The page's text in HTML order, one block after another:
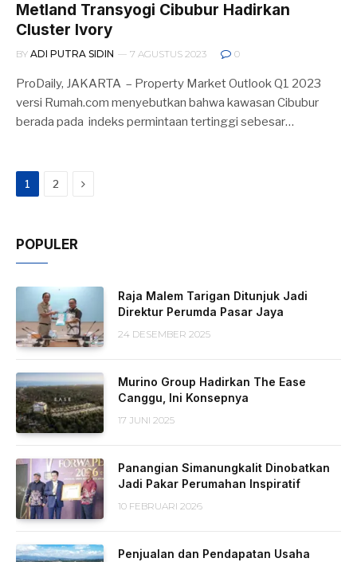
Metland Transyogi Cibubur Hadirkan
Cluster Ivory
BY ADI PUTRA SIDIN 7 AGUSTUS 2023 0
ProDaily, JAKARTA – Property Market Outlook Q1 2023
versi Rumah.com menyebutkan bahwa kawasan Cibubur
berada pada indeks permintaan tertinggi sebesar…
1 2 Next
POPULER
Raja Malem Tarigan Ditunjuk Jadi
Direktur Perumda Pasar Jaya
24 DESEMBER 2025
Murino Group Hadirkan The Ease
Canggu, Ini Konsepnya
17 JUNI 2025
Panangian Simanungkalit Dinobatkan
Jadi Pakar Perumahan Inspiratif
10 FEBRUARI 2026
Penjualan dan Pendapatan Usaha